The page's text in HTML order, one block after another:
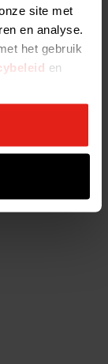
site met
en analyse.
het gebruik
en